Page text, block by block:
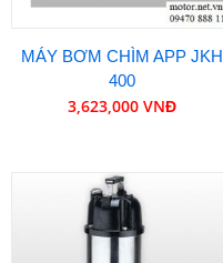
MÁY BƠM CHÌM APP JKH
400
3,623,000 VNĐ